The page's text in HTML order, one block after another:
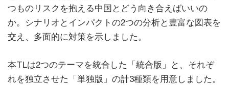
つものリスクを抱える中国とどう向き合えばいいの
か。シナリオとインパクトの2つの分析と豊富な図表を
交え、多面的に対策を示しました。
本TLは2つのテーマを統合した「統合版」と、それぞ
れを独立させた「単独版」の計3種類を用意しました。